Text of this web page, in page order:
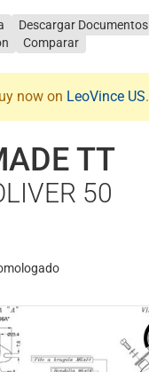
Descargar Documentos
Comparar
now on LeoVince US.
TT
50